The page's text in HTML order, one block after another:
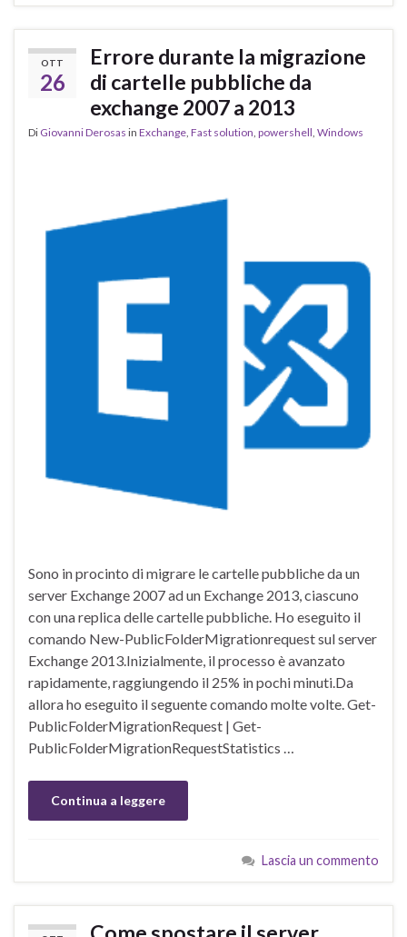
OTT
26
Errore durante la migrazione
di cartelle pubbliche da
exchange 2007 a 2013
Di Giovanni Derosas in Exchange, Fast solution, powershell, Windows
Sono in procinto di migrare le cartelle pubbliche da un
server Exchange 2007 ad un Exchange 2013, ciascuno
con una replica delle cartelle pubbliche. Ho eseguito il
comando New-PublicFolderMigrationrequest sul server
Exchange 2013.Inizialmente, il processo è avanzato
rapidamente, raggiungendo il 25% in pochi minuti.Da
allora ho eseguito il seguente comando molte volte. Get-
PublicFolderMigrationRequest | Get-
PublicFolderMigrationRequestStatistics …
Continua a leggere
Lascia un commento